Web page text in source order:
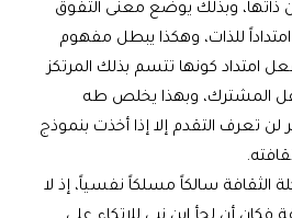
ذاتها، وبذلك يوضع معنى التفوق
للذات، وهكذا يبطل مفهوم
امتداد كونها تتسم بذلك المرتكز
المشترك، وبهذا يخلص طه
تعرف التقدم إلا إذا أخذت بنموذج
الثقافة سالكاً مسلكاً نفسياً، إذ لا